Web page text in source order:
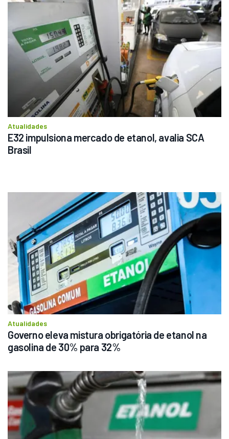
Atualidades
E32 impulsiona mercado de etanol, avalia SCA
Brasil
Atualidades
Governo eleva mistura obrigatória de etanol na
gasolina de 30% para 32%